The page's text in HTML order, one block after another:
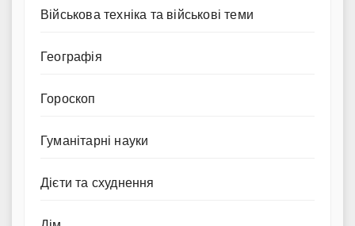
Військова техніка та військові теми
Географія
Гороскоп
Гуманітарні науки
Дієти та схуднення